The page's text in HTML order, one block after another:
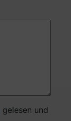
gelesen und